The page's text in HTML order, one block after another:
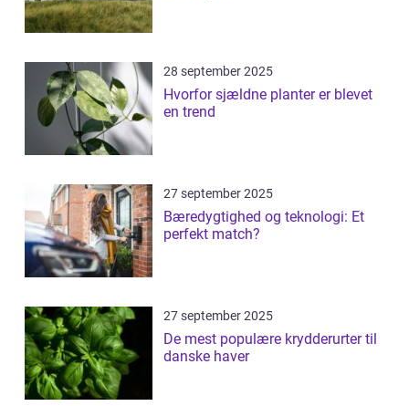
28 september 2025
Hvorfor sjældne planter er blevet
en trend
27 september 2025
Bæredygtighed og teknologi: Et
perfekt match?
27 september 2025
De mest populære krydderurter til
danske haver